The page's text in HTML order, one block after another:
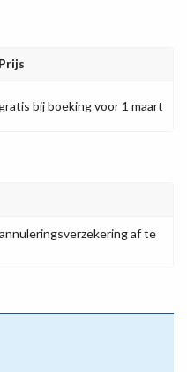
Prijs
bij boeking voor 1 maart
af te